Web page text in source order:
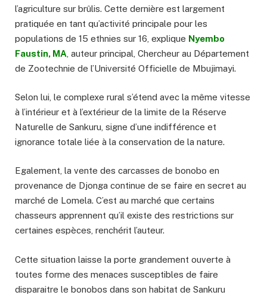
l’agriculture sur brûlis. Cette dernière est largement
pratiquée en tant qu’activité principale pour les
populations de 15 ethnies sur 16, explique Nyembo
Faustin, MA , auteur principal, Chercheur au Département
de Zootechnie de l’Université Officielle de Mbujimayi.
Selon lui, le complexe rural s’étend avec la même vitesse
à l’intérieur et à l’extérieur de la limite de la Réserve
Naturelle de Sankuru, signe d’une indifférence et
ignorance totale liée à la conservation de la nature.
Egalement, la vente des carcasses de bonobo en
provenance de Djonga continue de se faire en secret au
marché de Lomela. C’est au marché que certains
chasseurs apprennent qu’il existe des restrictions sur
certaines espèces, renchérit l’auteur.
Cette situation laisse la porte grandement ouverte à
toutes forme des menaces susceptibles de faire
disparaitre le bonobos dans son habitat de Sankuru